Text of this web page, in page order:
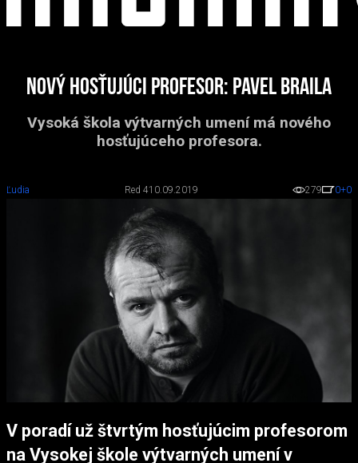
Nový hosťujúci profesor: Pavel Braila
Vysoká škola výtvarných umení má nového
hosťujúceho profesora.
Ľudia Red 410.09.2019 279 0+0
V poradí už štvrtým hosťujúcim profesorom
na Vysokej škole výtvarných umení v